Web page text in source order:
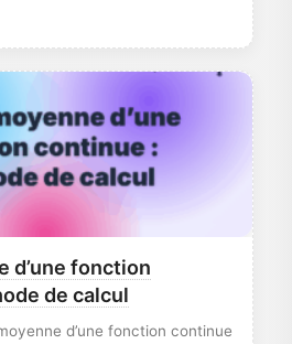
d’une fonction
de calcul
d’une fonction continue